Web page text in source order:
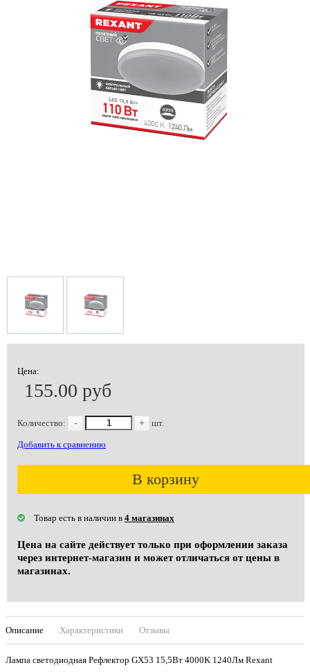
Цена:
155.00 руб
Количество: - + шт.
Добавить к сравнению
В корзину
Товар есть в наличии в 4 магазинах
Цена на сайте действует только при оформлении заказа
через интернет-магазин и может отличаться от цены в
магазинах.
Описание Характеристики Отзывы
Лампа светодиодная Рефлектор GX53 15,5Вт 4000K 1240Лм Rexant